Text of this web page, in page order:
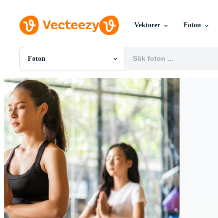
Vektorer Foton
Foton
Alla Bilder
Foton
PNGs
PSDs
SVGs
Mallar
Vektorer
Videor
Rörlig grafik
Redaktionella Bilder
Redaktionella Evenemang